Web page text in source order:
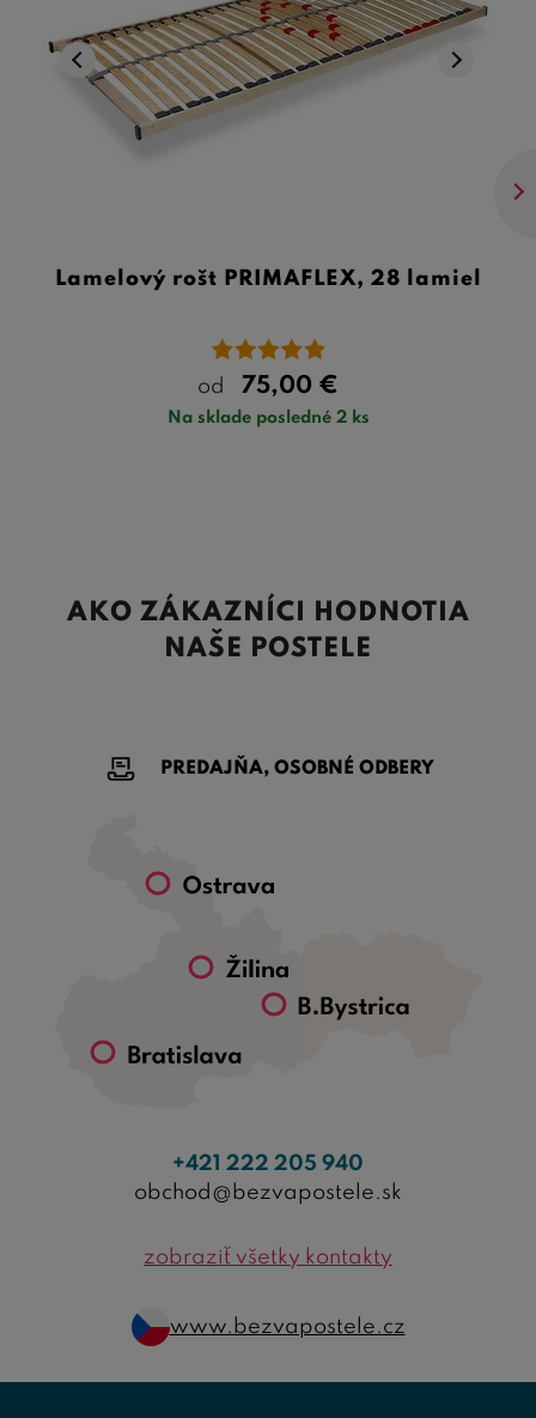
Lamelový rošt PRIMAFLEX, 28 lamiel
od 75,00 €
Na sklade posledné 2 ks
AKO ZÁKAZNÍCI HODNOTIA
NAŠE POSTELE
PREDAJŇA, OSOBNÉ ODBERY
+421 222 205 940
obchod@bezvapostele.sk
zobraziť všetky kontakty
www.bezvapostele.cz